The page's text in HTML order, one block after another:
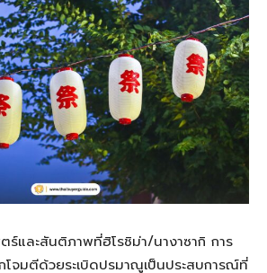
ตร์และสันติภาพที่ฮิโรชิม่า/นางาซากิ การ
โจมตีด้วยระเบิดปรมาณูเป็นประสบการณ์ที่